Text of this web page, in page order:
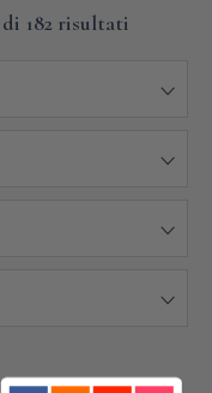
di 182 risultati